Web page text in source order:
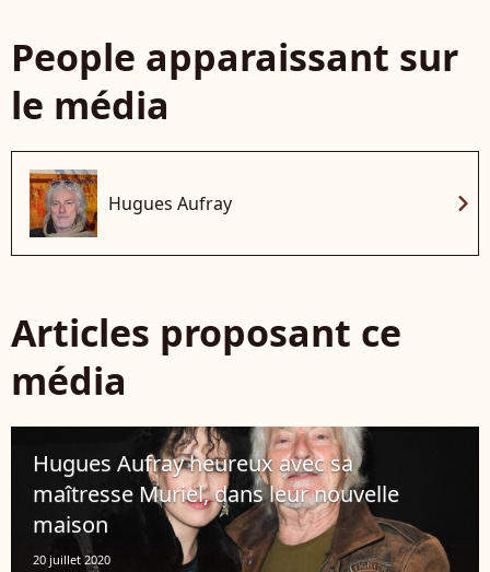
People apparaissant sur
le média
Hugues Aufray chevron_right
Articles proposant ce
média
Hugues Aufray heureux avec sa
maîtresse Muriel, dans leur nouvelle
maison
20 juillet 2020